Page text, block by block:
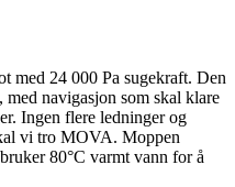
med 24 000 Pa sugekraft. Den
med navigasjon som skal klare
Ingen flere ledninger og
vi tro MOVA. Moppen
80°C varmt vann for å